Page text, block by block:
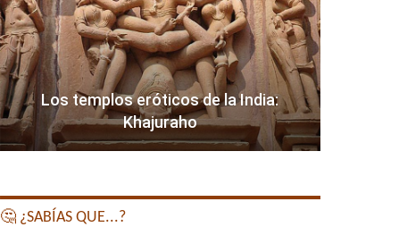
Los templos eróticos de la India:
Khajuraho
🤔 ¿SABÍAS QUE...?